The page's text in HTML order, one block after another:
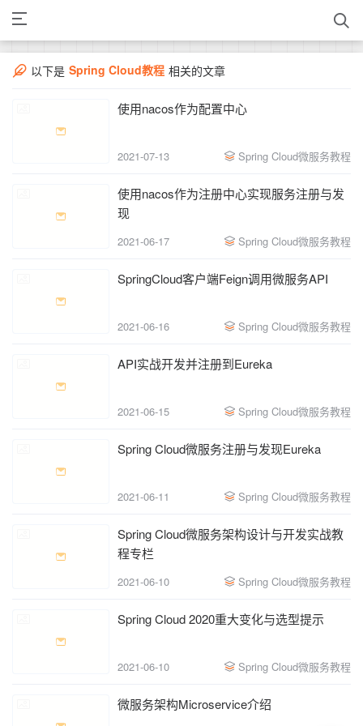
以下是 Spring Cloud教程 相关的文章
使用nacos作为配置中心
2021-07-13 Spring Cloud微服务教程
使用nacos作为注册中心实现服务注册与发
现
2021-06-17 Spring Cloud微服务教程
SpringCloud客户端Feign调用微服务API
2021-06-16 Spring Cloud微服务教程
API实战开发并注册到Eureka
2021-06-15 Spring Cloud微服务教程
Spring Cloud微服务注册与发现Eureka
2021-06-11 Spring Cloud微服务教程
Spring Cloud微服务架构设计与开发实战教
程专栏
2021-06-10 Spring Cloud微服务教程
Spring Cloud 2020重大变化与选型提示
2021-06-10 Spring Cloud微服务教程
微服务架构Microservice介绍